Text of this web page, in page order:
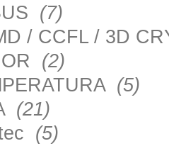
(7)
/ CCFL / 3D
(2)
(5)
(21)
(5)